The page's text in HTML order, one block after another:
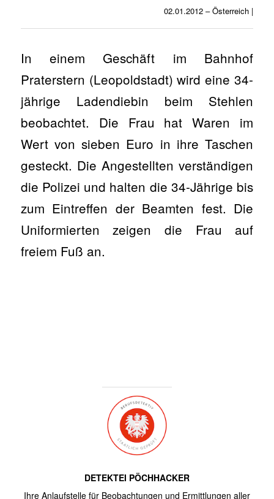
02.01.2012 – Österreich |
In einem Geschäft im Bahnhof
Praterstern (Leopoldstadt) wird eine 34-
jährige Ladendiebin beim Stehlen
beobachtet. Die Frau hat Waren im
Wert von sieben Euro in ihre Taschen
gesteckt. Die Angestellten verständigen
die Polizei und halten die 34-Jährige bis
zum Eintreffen der Beamten fest. Die
Uniformierten zeigen die Frau auf
freiem Fuß an.
DETEKTEI PÖCHHACKER
Ihre Anlaufstelle für Beobachtungen und Ermittlungen aller